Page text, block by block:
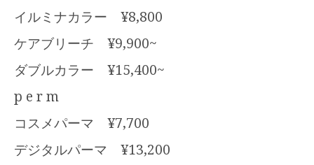
イルミナカラー ¥8,800
ケアブリーチ ¥9,900~
ダブルカラー ¥15,400~
p e r m
コスメパーマ ¥7,700
デジタルパーマ ¥13,200